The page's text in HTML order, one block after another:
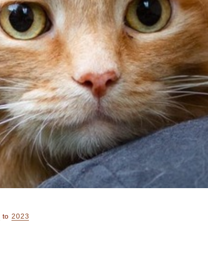
to 2023